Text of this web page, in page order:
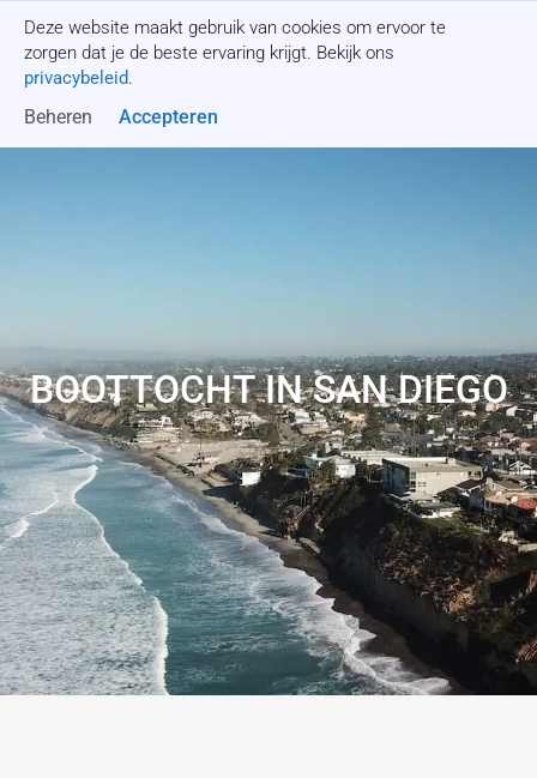
Deze website maakt gebruik van cookies om ervoor te
zorgen dat je de beste ervaring krijgt. Bekijk ons
privacybeleid.
Beheren Accepteren
Offerte aanvragen
BOOTTOCHT IN SAN DIEGO